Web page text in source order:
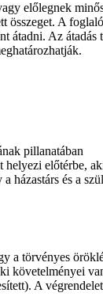
előlegnek
összeget. A
átadni. Az átadás
pillanatában
helyezi előtérbe,
házastárs és a
a törvényes
követelményei
A